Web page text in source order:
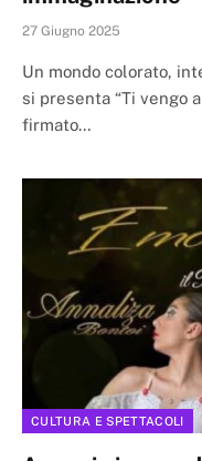
27 Giugno 2025
Un mondo colorato,
si presenta “Ti vengo
firmato…
CULTURA E SPETTACOLI